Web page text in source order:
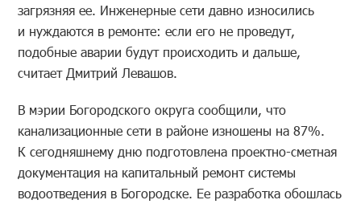
загрязняя ее. Инженерные сети давно износились
и нуждаются в ремонте: если его не проведут,
подобные аварии будут происходить и дальше,
считает Дмитрий Левашов.
В мэрии Богородского округа сообщили, что
канализационные сети в районе изношены на 87%.
К сегодняшнему дню подготовлена проектно-сметная
документация на капитальный ремонт системы
водоотведения в Богородске. Ее разработка обошлась